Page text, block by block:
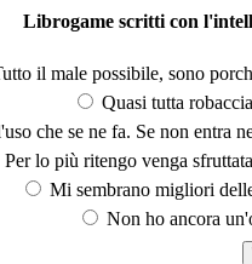
Librogame scritti con
il male possibile, sono
Quasi tutta
che se ne fa. Se non entra
Per lo più ritengo venga
Mi sembrano migliori
Non ho ancora